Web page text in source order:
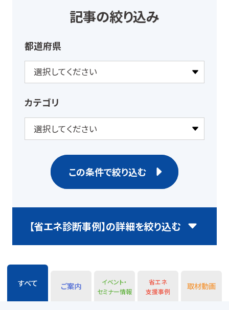
記事の絞り込み
都道府県
カテゴリ
この条件で絞り込む
【省エネ診断事例】の詳細を絞り込む
E
n
t
e
r
すべてEnter
を
ご案内
Enter
イベント・
セミナー情報
Enter
省エネ
支援事例
Enter
取材動画
Enter